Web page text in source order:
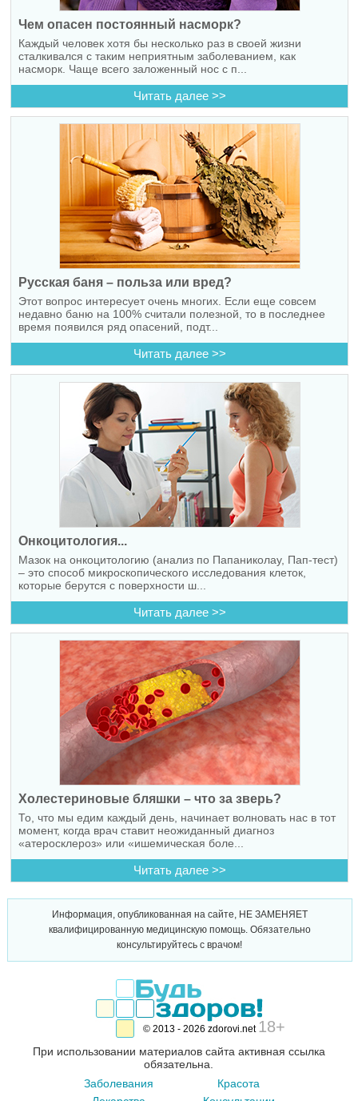
Чем опасен постоянный насморк?
Каждый человек хотя бы несколько раз в своей жизни
сталкивался с таким неприятным заболеванием, как
насморк. Чаще всего заложенный нос с п...
Читать далее >>
Русская баня – польза или вред?
Этот вопрос интересует очень многих. Если еще совсем
недавно баню на 100% считали полезной, то в последнее
время появился ряд опасений, подт...
Читать далее >>
Онкоцитология...
Мазок на онкоцитологию (анализ по Папаниколау, Пап-тест)
– это способ микроскопического исследования клеток,
которые берутся с поверхности ш...
Читать далее >>
Холестериновые бляшки – что за зверь?
То, что мы едим каждый день, начинает волновать нас в тот
момент, когда врач ставит неожиданный диагноз
«атеросклероз» или «ишемическая боле...
Читать далее >>
Информация, опубликованная на сайте, НЕ ЗАМЕНЯЕТ
квалифицированную медицинскую помощь. Обязательно
консультируйтесь с врачом!
© 2013 - 2026 zdorovi.net 18+
При использовании материалов сайта активная ссылка
обязательна.
Заболевания
Красота